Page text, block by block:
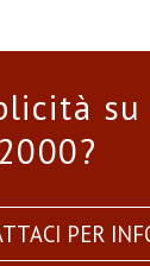
su
2000?
PER